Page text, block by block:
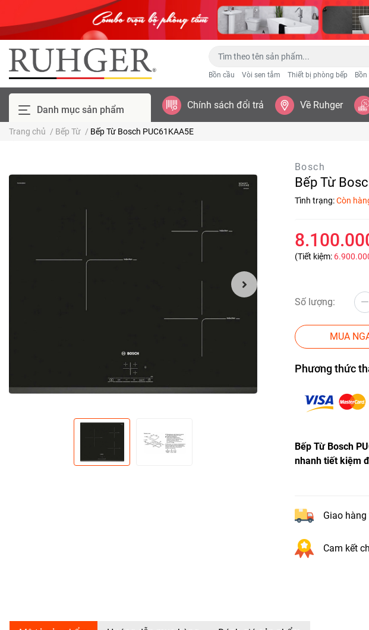
Bồn cầu Vòi sen tắm Thiết bị phòng bếp
Danh mục sản phẩm Chính sách đổi trả Về Ruhger
Trang chủ / Bếp Từ / Bếp Từ Bosch PUC61KAA5E
Bosch
Bếp Từ
Tình trạng:Còn
(Tiết kiệm:
Số lượng:
MUA
Phương thức
Bếp Từ Bosch
nhanh tiết kiệm
Giao
Cam kết